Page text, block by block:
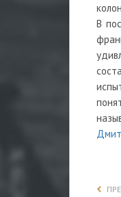
В